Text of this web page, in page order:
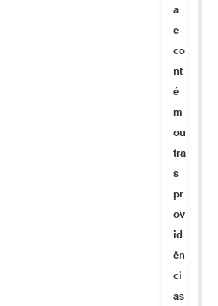
a
e
co
nt
é
m
ou
tra
s
pr
ov
id
ên
ci
as